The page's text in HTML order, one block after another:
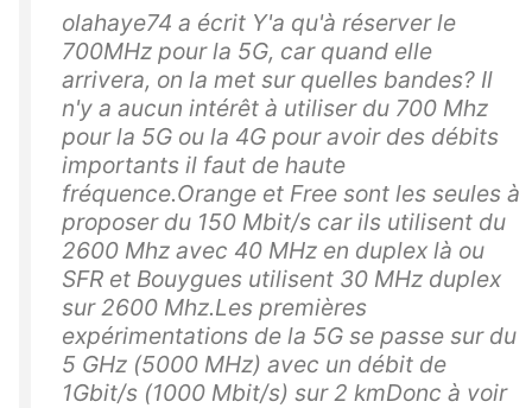
olahaye74 a écrit Y'a qu'à réserver le
700MHz pour la 5G, car quand elle
arrivera, on la met sur quelles bandes? Il
n'y a aucun intérêt à utiliser du 700 Mhz
pour la 5G ou la 4G pour avoir des débits
importants il faut de haute
fréquence.Orange et Free sont les seules à
proposer du 150 Mbit/s car ils utilisent du
2600 Mhz avec 40 MHz en duplex là ou
SFR et Bouygues utilisent 30 MHz duplex
sur 2600 Mhz.Les premières
expérimentations de la 5G se passe sur du
5 GHz (5000 MHz) avec un débit de
1Gbit/s (1000 Mbit/s) sur 2 kmDonc à voir